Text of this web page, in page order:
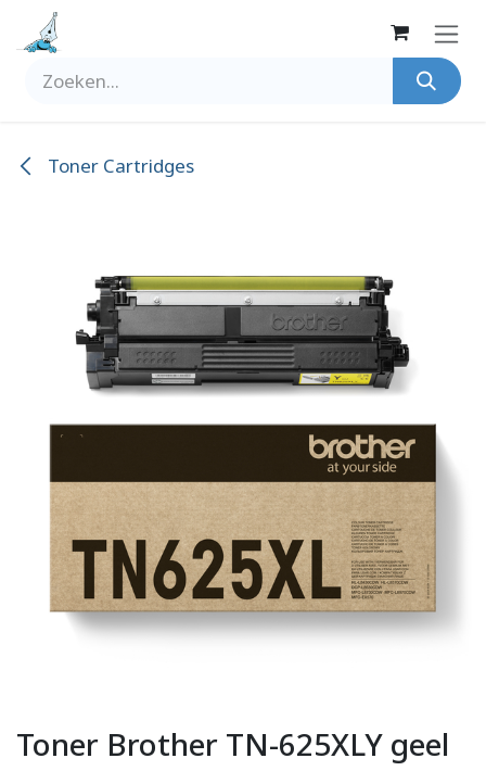
Overslaan naar inhoud
Toner Cartridges
Toner Brother TN-625XLY geel